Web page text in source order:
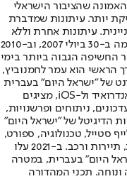
שהציבור הישראלי
יותר. עיתונות שמדברת
עיתונות אחרת וללא
תשלום. המהדורה המודפסת הראשונה פורסמה ב-30 ביולי 2007, וב-2010
החשיפה הגבוה ביותר בימי
הראשי הוא עמר לחמנוביץ,
של "ישראל היום" בעברית
ובאנגלית, כמו כן היישומונים (אפליקציות) לאנדרואיד ול-iOS, מציגים
ניתוחים ופרשנויות,
הדיגיטל של "ישראל היום"
סטייל, טכנולוגיה, ספורט,
כלכלה וצרכנות, בריאות, חיילים, אוכל, יהדות, תיירות ורכב. ב-2021 עלו
היום" בעברית, במטרה
ונוחה. תכני המהדורה